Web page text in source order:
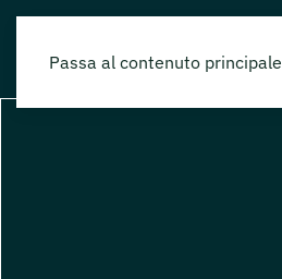
Passa al contenuto principale